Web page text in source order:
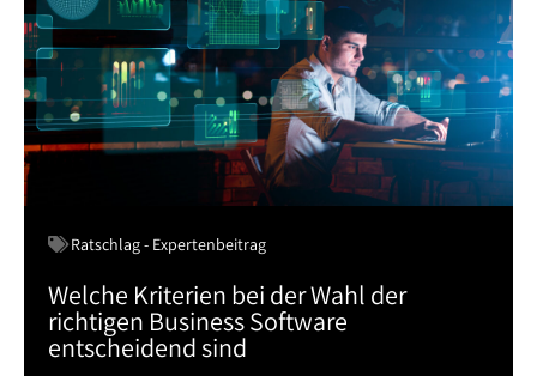
Ratschlag - Expertenbeitrag
Welche Kriterien bei der Wahl der
richtigen Business Software
entscheidend sind